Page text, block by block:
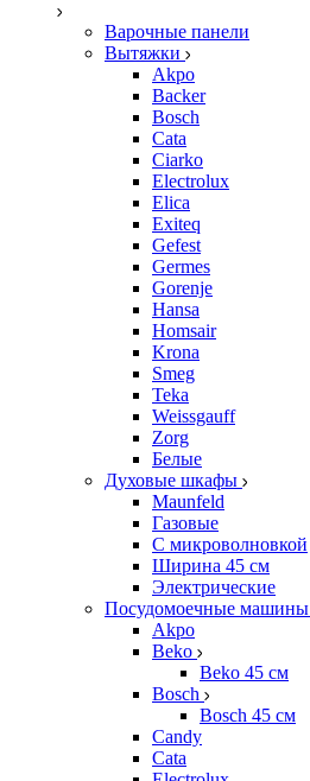
Варочные панели
Вытяжки
Akpo
Backer
Bosch
Cata
Ciarko
Electrolux
Elica
Exiteq
Gefest
Germes
Gorenje
Hansa
Homsair
Krona
Smeg
Teka
Weissgauff
Zorg
Белые
Духовые шкафы
Maunfeld
Газовые
С микроволновкой
Ширина 45 см
Электрические
Посудомоечные машины
Akpo
Beko
Beko 45 см
Bosch
Bosch 45 см
Candy
Cata